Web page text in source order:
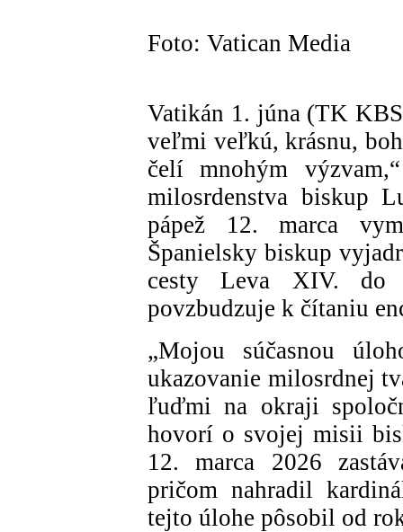
Foto: Vatican Media
Vatikán 1. júna (TK
veľmi veľkú, krásnu,
čelí mnohým
milosrdenstva biskup
pápež 12. marca
Španielsky biskup
cesty Leva XIV. do
povzbudzuje k čítaniu
„Mojou súčasnou
ukazovanie milosrdnej
ľuďmi na okraji
hovorí o svojej misii
12. marca 2026
pričom nahradil
tejto úlohe pôsobil od